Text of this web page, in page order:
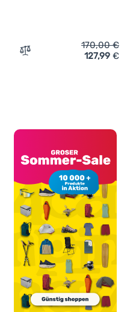
Salomon Elixir
Zum Vergleich
170,00€
127,99 €